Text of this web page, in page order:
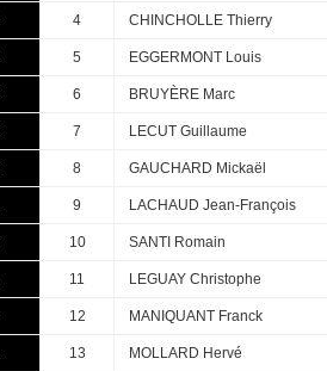
4 CHINCHOLLE Thierry
5 EGGERMONT Louis
6 BRUYÈRE Marc
7 LECUT Guillaume
8 GAUCHARD Mickaël
9 LACHAUD Jean-François
10 SANTI Romain
11 LEGUAY Christophe
12 MANIQUANT Franck
13 MOLLARD Hervé